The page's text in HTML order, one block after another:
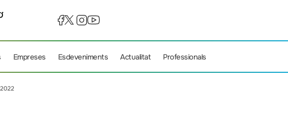
Empreses Esdeveniments Actualitat Professionals